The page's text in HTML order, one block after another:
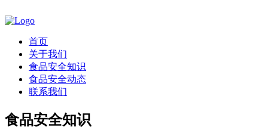
首页
关于我们
食品安全知识
食品安全动态
联系我们
食品安全知识